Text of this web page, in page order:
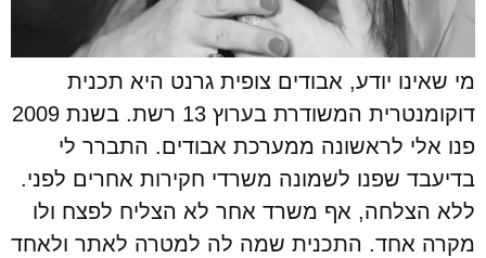
מי שאינו יודע, אבודים צופית גרנט היא תכנית
דוקומנטרית המשודרת בערוץ 13 רשת. בשנת 2009
פנו אלי לראשונה ממערכת אבודים. התברר לי
בדיעבד שפנו לשמונה משרדי חקירות אחרים לפני.
ללא הצלחה, אף משרד אחר לא הצליח לפצח ולו
מקרה אחד. התכנית שמה לה למטרה לאתר ולאחד